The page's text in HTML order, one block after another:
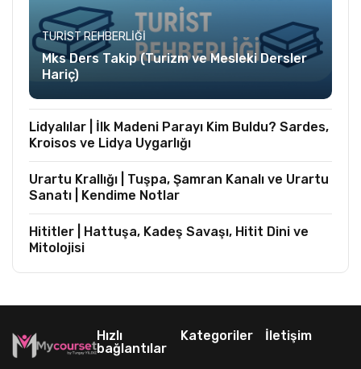
TURIST REHBERLIĞI
Mks Ders Takip (Turizm ve Mesleki Dersler
Hariç)
Lidyalılar | İlk Madeni Parayı Kim Buldu? Sardes,
Kroisos ve Lidya Uygarlığı
Urartu Krallığı | Tuşpa, Şamran Kanalı ve Urartu
Sanatı | Kendime Notlar
Hititler | Hattuşa, Kadeş Savaşı, Hitit Dini ve
Mitolojisi
Hızlı
bağlantılar
Kategoriler İletişim